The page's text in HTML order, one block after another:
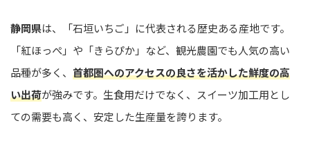
静岡県は、「石垣いちご」に代表される歴史ある産地です。
「紅ほっぺ」や「きらぴか」など、観光農園でも人気の高い
品種が多く、 首都圏へのアクセスの良さを活かした鮮度の高
い出荷が強みです。生食用だけでなく、スイーツ加工用とし
ての需要も高く、安定した生産量を誇ります。